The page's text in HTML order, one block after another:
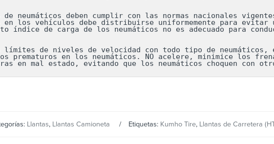
de neumáticos deben cumplir con las normas nacionales
en los vehículos debe distribuirse uniformemente para
índice de carga de los neumáticos no es adecuado para
límites de niveles de velocidad con todo tipo de neumáticos,
prematuros en los neumáticos. NO acelere, minimice los
en mal estado, evitando que los neumáticos choquen con
Llantas, Llantas Camioneta Etiquetas: Kumho Tire, Llantas de Carretera